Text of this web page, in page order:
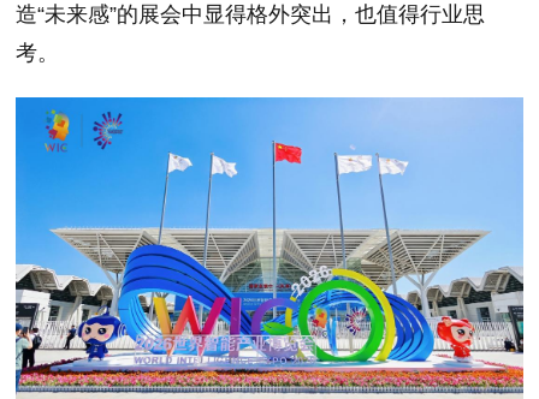
造“未来感”的展会中显得格外突出 ，也值得行业思
考。